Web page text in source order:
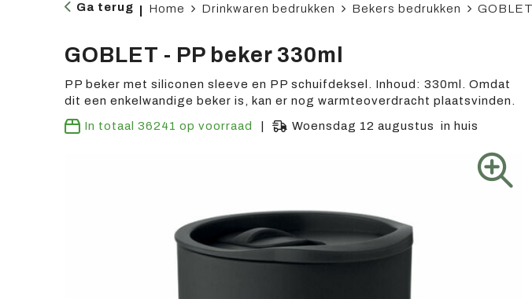
Ga terug Home Drinkwaren bedrukken Bekers bedrukken
GOBLET - PP beker 330ml
PP beker met siliconen sleeve en PP schuifdeksel. Inhoud: 330ml. Omdat
dit een enkelwandige beker is, kan er nog warmteoverdracht plaatsvinden.
In totaal 36241 op voorraad Woensdag 12 augustus in huis